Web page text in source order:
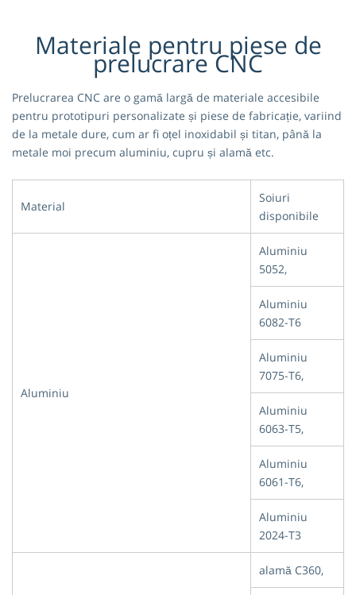
Materiale pentru piese de
prelucrare CNC
Prelucrarea CNC are o gamă largă de materiale accesibile
pentru prototipuri personalizate și piese de fabricație, variind
de la metale dure, cum ar fi oțel inoxidabil și titan, până la
metale moi precum aluminiu, cupru și alamă etc.
Material
Soiuri
disponibile
Aluminiu
Aluminiu
5052,
Aluminiu
6082-T6
Aluminiu
7075-T6,
Aluminiu
6063-T5,
Aluminiu
6061-T6,
Aluminiu
2024-T3
alamă C360,